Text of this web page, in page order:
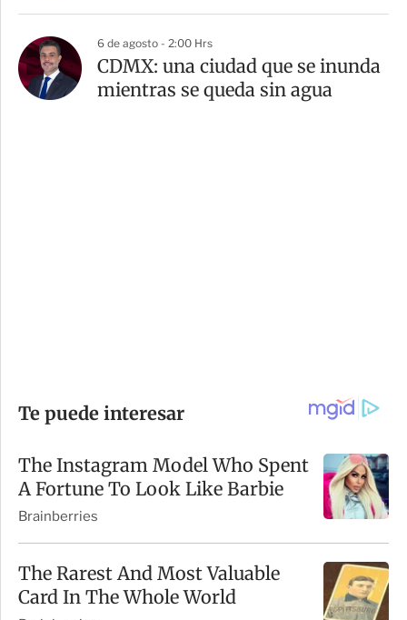
6 de agosto - 2:00 Hrs
CDMX: una ciudad que se inunda
mientras se queda sin agua